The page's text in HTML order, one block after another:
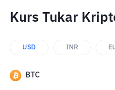
Kurs Tukar
USD INR
BTC